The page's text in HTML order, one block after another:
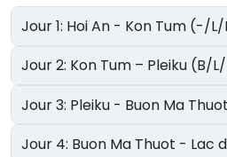
Jour 1: Hoi An - Kon Tum (-/
Jour 2: Kon Tum – Pleiku (B/
Jour 3: Pleiku - Buon Ma
Jour 4: Buon Ma Thuot -